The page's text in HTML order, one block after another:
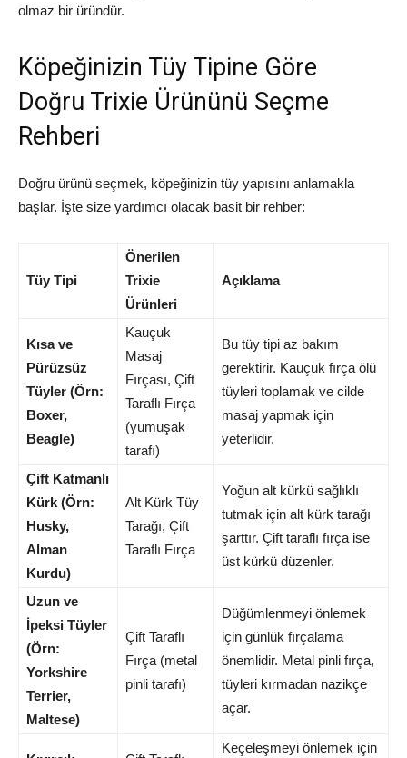
olmaz bir üründür.
Köpeğinizin Tüy Tipine Göre
Doğru Trixie Ürününü Seçme
Rehberi
Doğru ürünü seçmek, köpeğinizin tüy yapısını anlamakla
başlar. İşte size yardımcı olacak basit bir rehber:
Tüy Tipi
Önerilen
Trixie
Ürünleri
Açıklama
Kısa ve
Pürüzsüz
Tüyler (Örn:
Boxer,
Beagle)
Kauçuk
Masaj
Fırçası, Çift
Taraflı Fırça
(yumuşak
tarafı)
Bu tüy tipi az bakım
gerektirir. Kauçuk fırça ölü
tüyleri toplamak ve cilde
masaj yapmak için
yeterlidir.
Çift Katmanlı
Kürk (Örn:
Husky,
Alman
Kurdu)
Alt Kürk Tüy
Tarağı, Çift
Taraflı Fırça
Yoğun alt kürkü sağlıklı
tutmak için alt kürk tarağı
şarttır. Çift taraflı fırça ise
üst kürkü düzenler.
Uzun ve
İpeksi Tüyler
(Örn:
Yorkshire
Terrier,
Maltese)
Çift Taraflı
Fırça (metal
pinli tarafı)
Düğümlenmeyi önlemek
için günlük fırçalama
önemlidir. Metal pinli fırça,
tüyleri kırmadan nazikçe
açar.
Keçeleşmeyi önlemek için